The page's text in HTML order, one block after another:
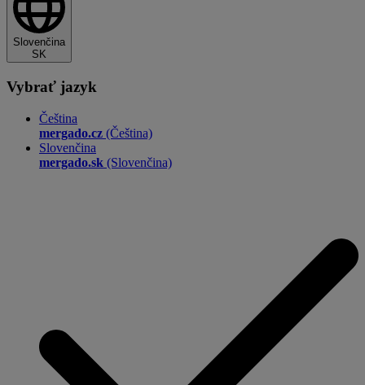
Slovenčina
SK
Vybrať jazyk
Čeština
mergado.cz (Čeština)
Slovenčina
mergado.sk (Slovenčina)